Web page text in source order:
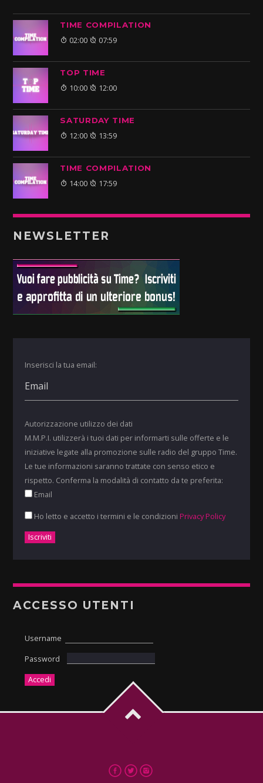
TIME COMPILATION
02:00 07:59
TOP TIME
10:00 12:00
SATURDAY TIME
12:00 13:59
TIME COMPILATION
14:00 17:59
NEWSLETTER
Inserisci la tua email:
Autorizzazione utilizzo dei dati
M.M.P.I. utilizzerà i tuoi dati per informarti sulle offerte e le
iniziative legate alla promozione sulle radio del gruppo Time.
Le tue informazioni saranno trattate con senso etico e
rispetto. Conferma la modalità di contatto da te preferita:
Email
Ho letto e accetto i termini e le condizioni Privacy Policy
ACCESSO UTENTI
Username
Password